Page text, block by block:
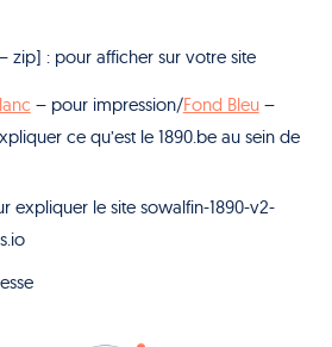
zip] : pour afficher sur votre site
– pour impression/Fond Bleu–
ce qu’est le 1890.be au sein de
expliquer le site sowalfin-1890-v2-